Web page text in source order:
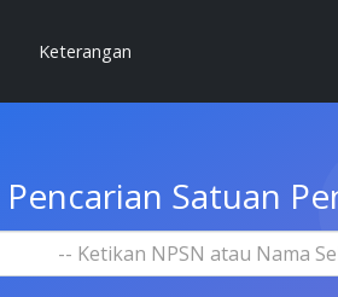
Keterangan
Pencarian Satuan
-- Ketikan NPSN atau Nama